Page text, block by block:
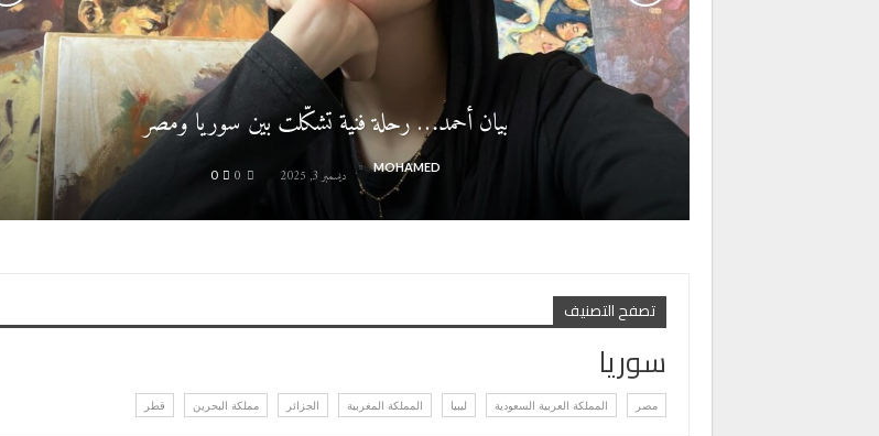
بيان أحمد… رحلة فنية تشكّلت بين سوريا ومصر
MOHAMED ديسمبر 3, 2025 0
تصفح التصنيف
سوريا
مصر المملكة العربية السعودية ليبيا المملكة المغربية الجزائر مملكة البحرين قطر